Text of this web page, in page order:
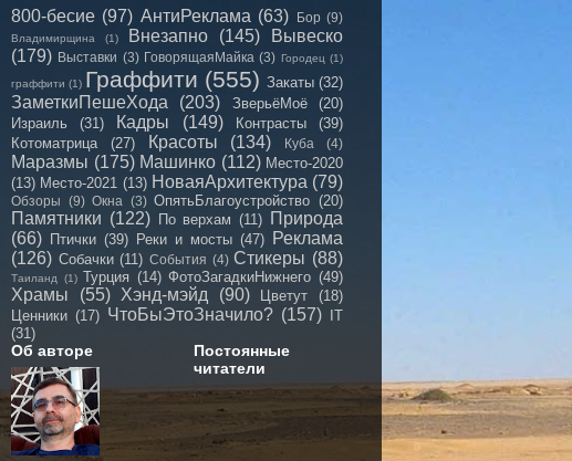
800-бесие (97) АнтиРеклама (63) Бор (9)
Владимирщина (1) Внезапно (145)
Вывеско
(179) Выставки (3) ГоворящаяМайка (3) Городец (1)
граффити (1) Граффити (555) Закаты (32)
ЗаметкиПешеХода (203) ЗверьёМоё
(20)
Израиль
(31) Кадры (149) Контрасты
(39)
Котоматрица
(27) Красоты (134) Куба (4)
Маразмы (175) Машинко (112) Место-2020
(13) Место-2021 (13) НоваяАрхитектура (79)
Обзоры (9) Окна (3) ОпятьБлагоустройство (20)
Памятники (122) По верхам (11) Природа
(66) Птички (39) Реки и мосты (47) Реклама
(126) Собачки (11) События (4) Стикеры (88)
Таиланд (1) Турция (14) ФотоЗагадкиНижнего (49)
Храмы (55) Хэнд-мэйд (90) Цветут
(18)
Ценники (17) ЧтоБыЭтоЗначило? (157)
IT
(31)
Об авторе
Постоянные
читатели